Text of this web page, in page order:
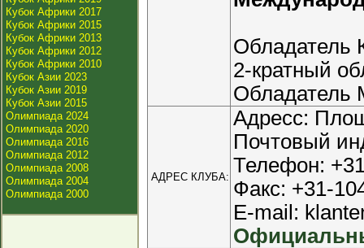
Кубок Африки 2017
Кубок Африки 2015
Кубок Африки 2013
Кубок Африки 2012
Кубок Африки 2010
Кубок Азии 2023
Кубок Азии 2019
Кубок Азии 2015
Олимпиада 2024
Олимпиада 2020
Олимпиада 2016
Олимпиада 2012
Олимпиада 2008
Олимпиада 2004
Олимпиада 2000
Обладатель
2-кратный
Обладатель
АДРЕС КЛУБА:
Адресс:
Почтовый
Телефон:
Факс: +31-
E-mail: